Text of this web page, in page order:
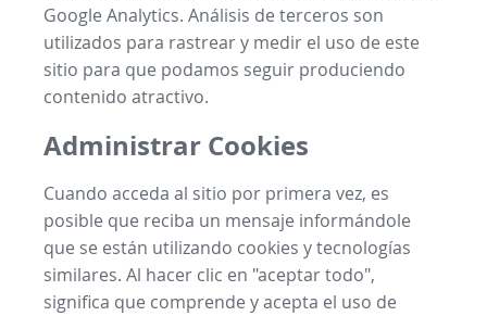
Google Analytics. Análisis de terceros son
utilizados para rastrear y medir el uso de este
sitio para que podamos seguir produciendo
contenido atractivo.
Administrar Cookies
Cuando acceda al sitio por primera vez, es
posible que reciba un mensaje informándole
que se están utilizando cookies y tecnologías
similares. Al hacer clic en "aceptar todo",
significa que comprende y acepta el uso de